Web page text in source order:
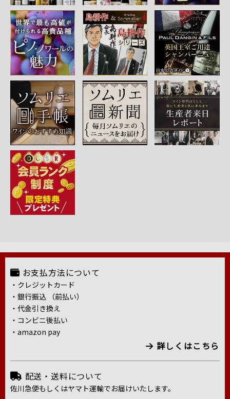
お支払方法について
・クレジットカード
・銀行振込 （前払い）
・代金引き換え
・コンビニ後払い
・amazon pay
詳しくはこちら
配送・送料について
佐川急便もしくはヤマト運輸でお届けいたします。